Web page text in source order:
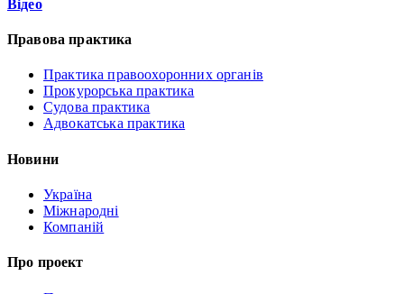
Відео
Правова практика
Практика правоохоронних органів
Прокурорська практика
Судова практика
Адвокатська практика
Новини
Україна
Міжнародні
Компаній
Про проект